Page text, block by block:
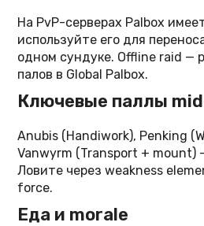
На PvP-серверах Palbox
используйте его для
одном сундуке. Offline raid —
палов в Global Palbox.
Ключевые паллы
Anubis (Handiwork), Penking
Vanwyrm (Transport + mount)
Ловите через weakness
force.
Еда и morale